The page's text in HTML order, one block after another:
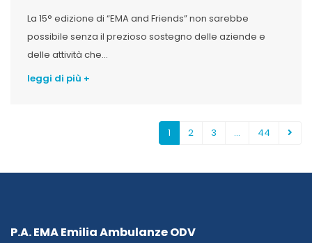
La 15° edizione di “EMA and Friends” non sarebbe
possibile senza il prezioso sostegno delle aziende e
delle attività che...
leggi di più +
1 2 3 … 44
P.A. EMA Emilia Ambulanze ODV